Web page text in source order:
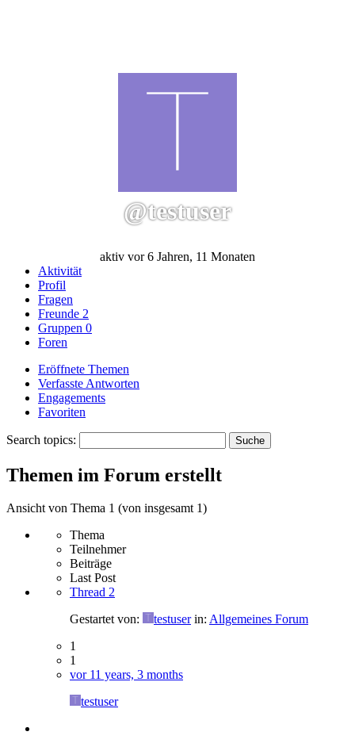
@testuser
aktiv vor 6 Jahren, 11 Monaten
Aktivität
Profil
Fragen
Freunde 2
Gruppen 0
Foren
Eröffnete Themen
Verfasste Antworten
Engagements
Favoriten
Search topics:
Themen im Forum erstellt
Ansicht von Thema 1 (von insgesamt 1)
Thema
Teilnehmer
Beiträge
Last Post
Thread 2
Gestartet von:
testuser in: Allgemeines Forum
1
1
vor 11 years, 3 months
testuser